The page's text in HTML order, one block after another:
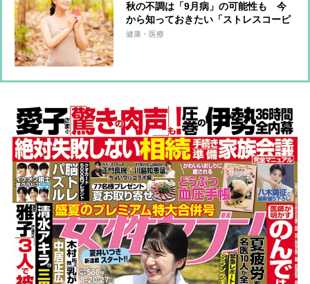
秋の不調は「9月病」の可能性も 今
から知っておきたい「ストレスコーピ
ング」や「栗」など食材による対策
健康・医療